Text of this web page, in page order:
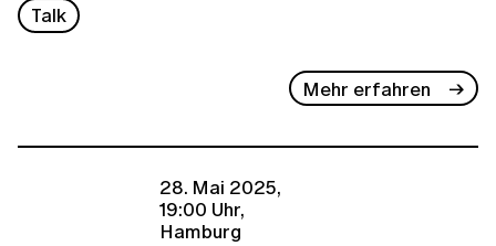
Talk
Mehr erfahren
28. Mai 2025,
19:00 Uhr,
Hamburg